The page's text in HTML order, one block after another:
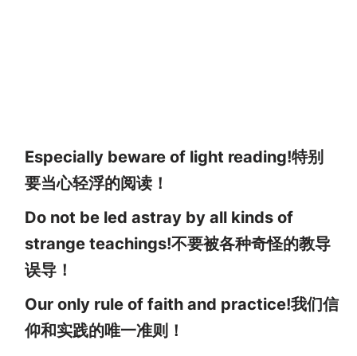
Especially beware of light reading!特别
要当心轻浮的阅读！
Do not be led astray by all kinds of
strange teachings!不要被各种奇怪的教导
误导！
Our only rule of faith and practice!我们信
仰和实践的唯一准则！